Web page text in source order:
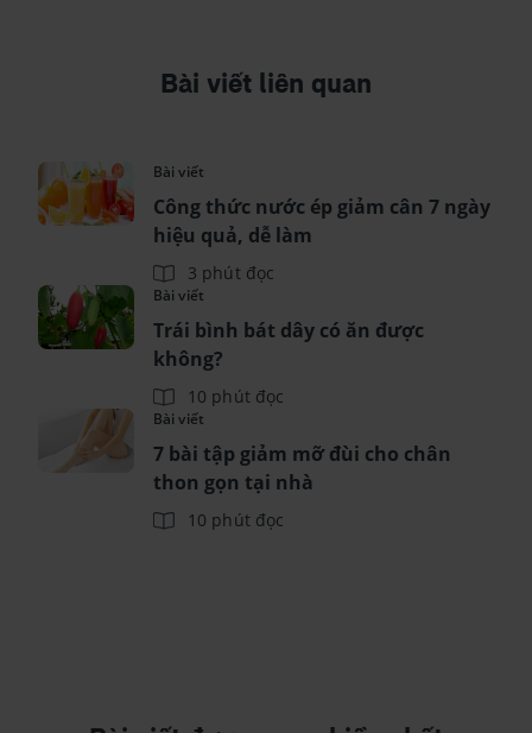
Bài viết liên quan
Bài viết
Công thức nước ép giảm cân 7 ngày
hiệu quả, dễ làm
3 phút đọc
Bài viết
Trái bình bát dây có ăn được
không?
10 phút đọc
Bài viết
7 bài tập giảm mỡ đùi cho chân
thon gọn tại nhà
10 phút đọc